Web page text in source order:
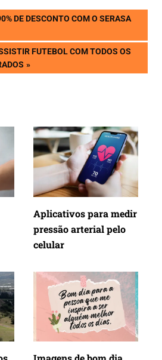
DE DESCONTO COM O SERASA
FUTEBOL COM TODOS OS
Aplicativos para medir
pressão arterial pelo
celular